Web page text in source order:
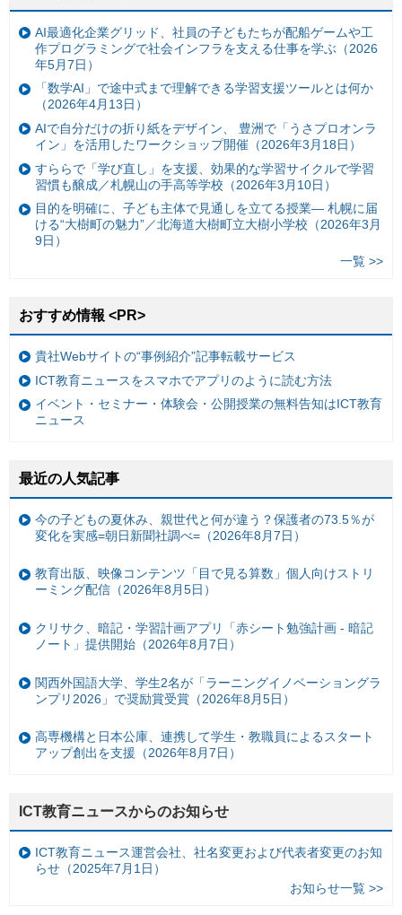
AI最適化企業グリッド、社員の子どもたちが配船ゲームや工
作プログラミングで社会インフラを支える仕事を学ぶ（2026
年5月7日）
「数学AI」で途中式まで理解できる学習支援ツールとは何か
（2026年4月13日）
AIで自分だけの折り紙をデザイン、 豊洲で「うさプロオンラ
イン」を活用したワークショップ開催（2026年3月18日）
すららで「学び直し」を支援、効果的な学習サイクルで学習
習慣も醸成／札幌山の手高等学校（2026年3月10日）
目的を明確に、子ども主体で見通しを立てる授業— 札幌に届
ける“大樹町の魅力”／北海道大樹町立大樹小学校（2026年3月
9日）
一覧 >>
おすすめ情報 <PR>
貴社Webサイトの“事例紹介”記事転載サービス
ICT教育ニュースをスマホでアプリのように読む方法
イベント・セミナー・体験会・公開授業の無料告知はICT教育
ニュース
最近の人気記事
今の子どもの夏休み、親世代と何が違う？保護者の73.5％が
変化を実感=朝日新聞社調べ=（2026年8月7日）
教育出版、映像コンテンツ「目で見る算数」個人向けストリ
ーミング配信（2026年8月5日）
クリサク、暗記・学習計画アプリ「赤シート勉強計画 - 暗記
ノート」提供開始（2026年8月7日）
関西外国語大学、学生2名が「ラーニングイノベーショングラ
ンプリ2026」で奨励賞受賞（2026年8月5日）
高専機構と日本公庫、連携して学生・教職員によるスタート
アップ創出を支援（2026年8月7日）
ICT教育ニュースからのお知らせ
ICT教育ニュース運営会社、社名変更および代表者変更のお知
らせ（2025年7月1日）
お知らせ一覧 >>